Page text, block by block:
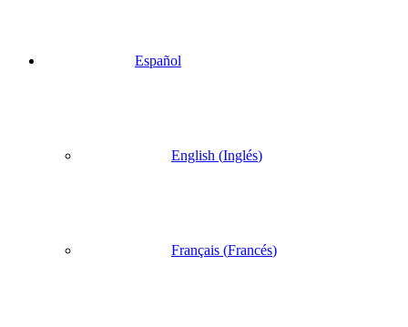
Español
English (Inglés)
Français (Francés)